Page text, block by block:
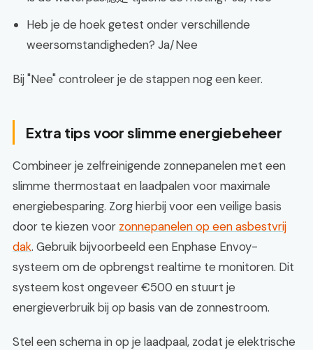
Heb je de hoek getest onder verschillende
weersomstandigheden? Ja/Nee
Bij "Nee" controleer je de stappen nog een keer.
Extra tips voor slimme energiebeheer
Combineer je zelfreinigende zonnepanelen met een
slimme thermostaat en laadpalen voor maximale
energiebesparing. Zorg hierbij voor een veilige basis
door te kiezen voor zonnepanelen op een asbestvrij
dak. Gebruik bijvoorbeeld een Enphase Envoy-
systeem om de opbrengst realtime te monitoren. Dit
systeem kost ongeveer €500 en stuurt je
energieverbruik bij op basis van de zonnestroom.
Stel een schema in op je laadpaal, zodat je elektrische